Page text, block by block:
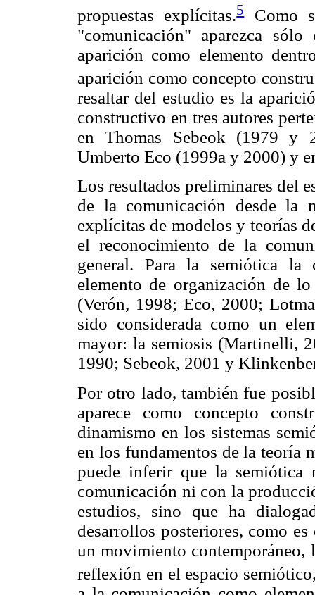
propuestas explícitas.5Como
"comunicación" aparezca
aparición como elemento
aparición como concepto
resaltar del estudio es la
constructivo en tres autores
en Thomas Sebeok (1979 y
Umberto Eco (1999a y 2000) y
Los resultados preliminares del
de la comunicación desde la
explícitas de modelos y teorías
el reconocimiento de la
general. Para la semiótica la
elemento de organización de
(Verón, 1998; Eco, 2000;
sido considerada como un
mayor: la semiosis (Martinelli,
1990; Sebeok, 2001 y
Por otro lado, también fue
aparece como concepto
dinamismo en los sistemas
en los fundamentos de la teoría
puede inferir que la
comunicación ni con la
estudios, sino que ha
desarrollos posteriores, como
un movimiento contemporáneo,
reflexión en el espacio